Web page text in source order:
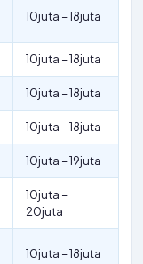
10juta – 18juta
10juta – 18juta
10juta – 18juta
10juta – 18juta
10juta – 19juta
10juta –
20juta
10juta – 18juta